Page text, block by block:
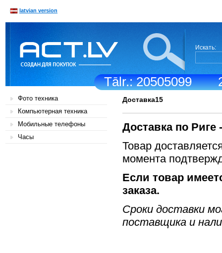
Tālr.: 20505099
latvian version
Искать:
Фото техника
Компьютерная техника
Мобильные телефоны
Часы
Доставка15
Доставка по Риге
Товар
момента
Если товар
заказа.
Сроки доставки
поставщика и